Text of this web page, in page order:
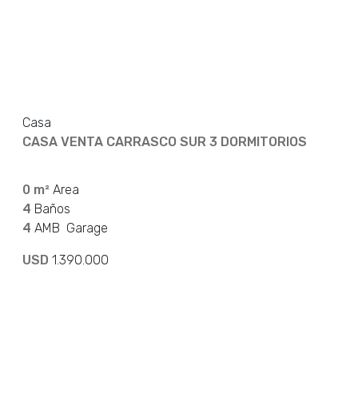
Casa
CASA VENTA CARRASCO SUR 3 DORMITORIOS
0 m² Area
4 Baños
4 AMB Garage
USD 1.390.000